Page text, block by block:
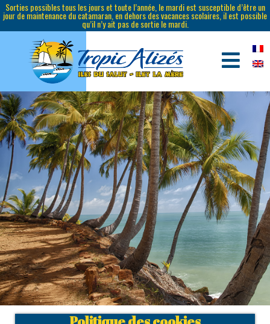
Sorties possibles tous les jours et toute l’année, le mardi est susceptible d’être un
jour de maintenance du catamaran, en dehors des vacances scolaires, il est possible
qu’il n’y ait pas de sortie le mardi.